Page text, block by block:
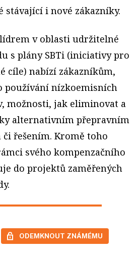
stávající i nové zákazníky.
v oblasti udržitelné
s plány SBTi (iniciativy pro
cíle) nabízí zákazníkům,
používání nízkoemisních
možnosti, jak eliminovat a
alternativním přepravním
řešením. Kromě toho
svého kompenzačního
do projektů zaměřených
ODEMKNOUT ZNÁMÉMU